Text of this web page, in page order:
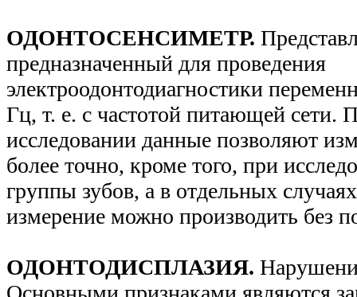
ОДОНТОСЕНСИМЕТР.
предназначенный для проведения
электроодонтодиагностики
Гц, т. е. с частотой питающей сети.
исследовании данные позволяют
более точно, кроме того, при
группы зубов, а в отдельных
измерение можно производить без
ОДОНТОДИСПЛАЗИЯ.